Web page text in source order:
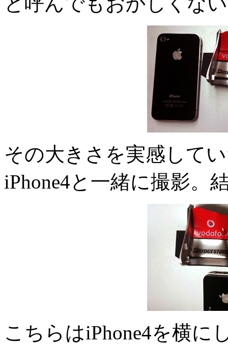
その大きさを実感して
iPhone4と一緒に撮影。
こちらはiPhone4を横に